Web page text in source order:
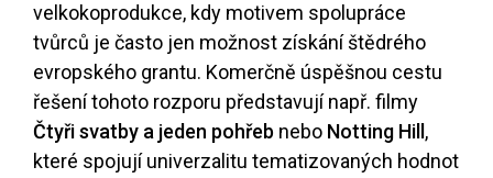
velkokoprodukce, kdy motivem spolupráce
tvůrců je často jen možnost získání štědrého
evropského grantu. Komerčně úspěšnou cestu
řešení tohoto rozporu představují např. filmy
Čtyři svatby a jeden pohřeb nebo Notting Hill ,
které spojují univerzalitu tematizovaných hodnot